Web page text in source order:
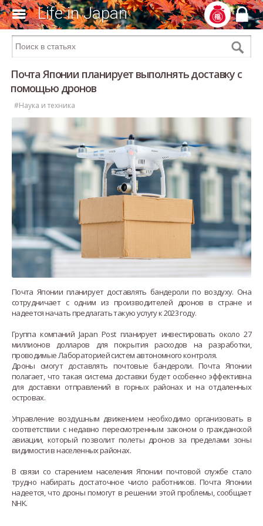
Life in Japan
Почта Японии планирует выполнять доставку с
помощью дронов
#Наука и техника
Почта Японии планирует доставлять бандероли по воздуху. Она
сотрудничает с одним из производителей дронов в стране и
надеется начать предлагать такую услугу к 2023 году.
Группа компаний Japan Post планирует инвестировать около 27
миллионов долларов для покрытия расходов на разработки,
проводимые Лабораторией систем автономного контроля.
Дроны смогут доставлять почтовые бандероли. Почта Японии
полагает, что такая система доставки будет особенно эффективна
для доставки отправлений в горных районах и на отдаленных
островах.
Управление воздушным движением необходимо организовать в
соответствии с недавно пересмотренным законом о гражданской
авиации, который позволит полеты дронов за пределами зоны
видимости в населенных районах.
В связи со старением населения Японии почтовой службе стало
трудно набирать достаточное число работников. Почта Японии
надеется, что дроны помогут в решении этой проблемы, сообщает
NHK.